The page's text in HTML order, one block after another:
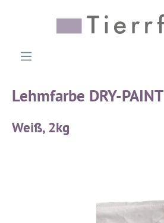
Lehmfarbe DRY-PAINT
Weiß, 2kg